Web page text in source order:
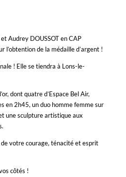
Audrey DOUSSOT en CAP
l’obtention de la médaille d’argent !
! Elle se tiendra à Lons-le-
dont quatre d’Espace Bel Air,
en 2h45, un duo homme femme sur
une sculpture artistique aux
votre courage, ténacité et esprit
côtés !